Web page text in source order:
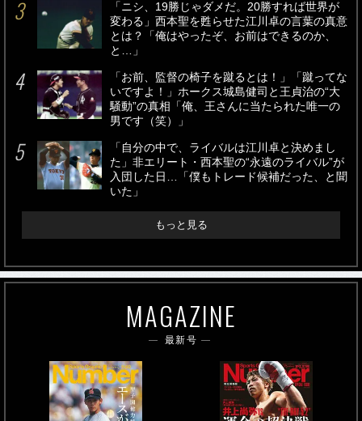
「ニシ、19勝じゃダメだ。20勝すれば世界が
変わる」西本聖を甦らせた江川卓の言葉の真意
とは？「俺はやったぞ、お前はできるのか、
と…」
「お前、監督の椅子を蹴るとは！」「蹴ってな
いですよ！」ホークス城島健司と王貞治の“大
騒動”の真相「俺、王さんに当たられた唯一の
男です（笑）」
「自分の中で、ライバルは江川卓と決めまし
た」非エリート・西本聖の“永遠のライバル”が
入団した日…「僕もトレード候補だった、と聞
いた」
もっと見る
MAGAZINE
最新号